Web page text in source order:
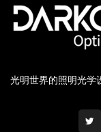
光明世界的照明光学